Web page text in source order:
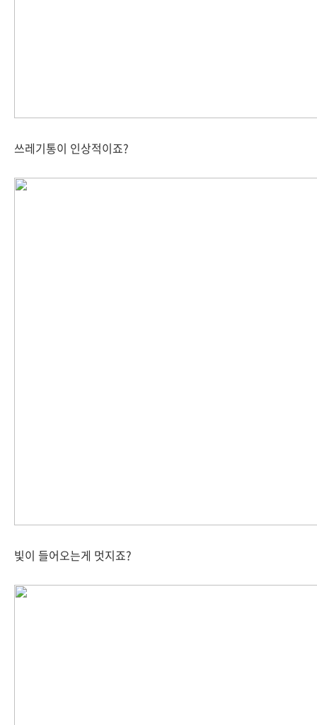
쓰레기통이 인상적이죠?
빛이 들어오는게 멋지죠?